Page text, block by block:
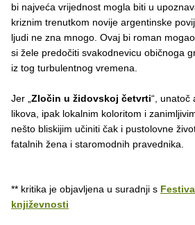
bi najveća vrijednost mogla biti u
kriznim trenutkom novije argentinske
ljudi ne zna mnogo. Ovaj bi roman
si žele predočiti svakodnevicu običnoga
iz tog turbulentnog vremena.
Jer „ Zločin u židovskoj četvrti“, unatoč
likova, ipak lokalnim koloritom i
nešto bliskijim učiniti čak i pustolovne
fatalnih žena i staromodnih pravednika.
** kritika je objavljena u suradnji s
književnosti